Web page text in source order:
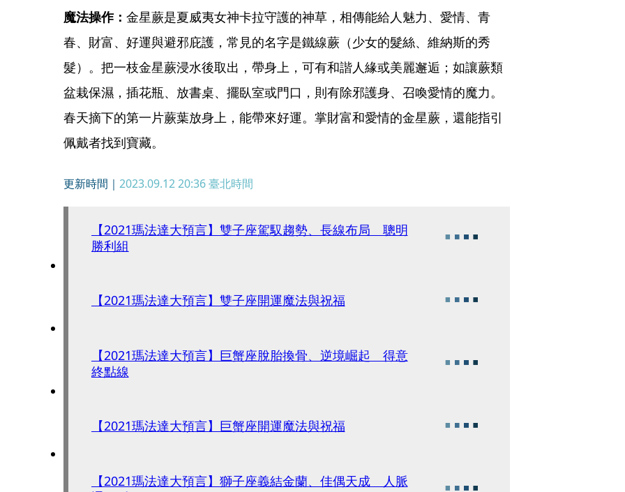
魔法操作： 金星蕨是夏威夷女神卡拉守護的神草，相傳能給人魅力、愛情、青
春、財富、好運與避邪庇護，常見的名字是鐵線蕨（少女的髮絲、維納斯的秀
髮）。把一枝金星蕨浸水後取出，帶身上，可有和諧人緣或美麗邂逅；如讓蕨類
盆栽保濕，插花瓶、放書桌、擺臥室或門口，則有除邪護身、召喚愛情的魔力。
春天摘下的第一片蕨葉放身上，能帶來好運。掌財富和愛情的金星蕨，還能指引
佩戴者找到寶藏。
更新時間｜ 2023.09.12 20:36臺北時間
【2021瑪法達大預言】雙子座駕馭趨勢、長線布局 聰明
勝利組
【2021瑪法達大預言】雙子座開運魔法與祝福
【2021瑪法達大預言】巨蟹座脫胎換骨、逆境崛起 得意
終點線
【2021瑪法達大預言】巨蟹座開運魔法與祝福
【2021瑪法達大預言】獅子座義結金蘭、佳偶天成 人脈